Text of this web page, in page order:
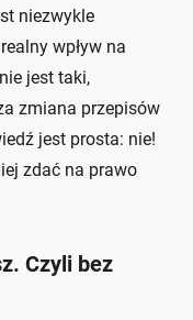
niezwykle
wpływ na
jest taki,
zmiana przepisów
jest prosta: nie!
zdać na prawo
Czyli bez